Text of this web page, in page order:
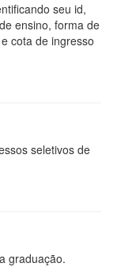
seu id,
ensino, forma de
cota de ingresso
seletivos de
graduação.